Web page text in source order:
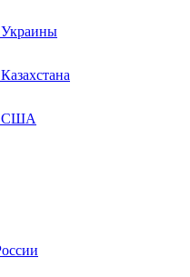
Украины
США